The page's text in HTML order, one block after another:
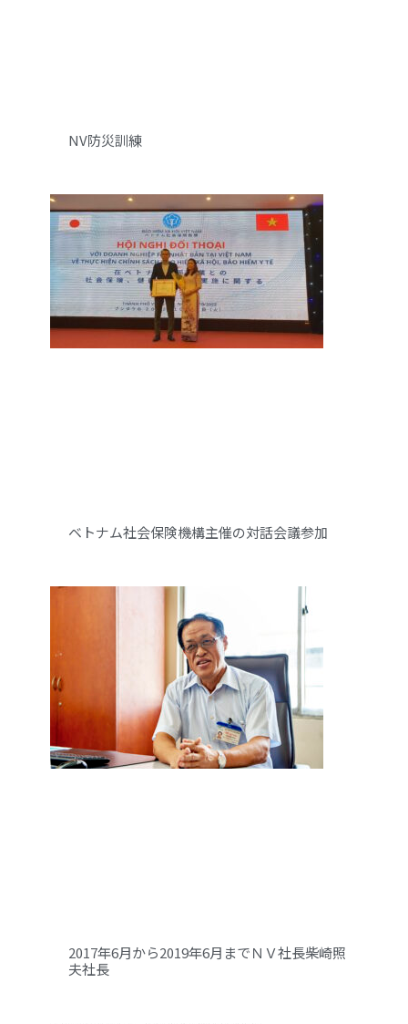
NV防災訓練
ベトナム社会保険機構主催の対話会議参加
2017年6月から2019年6月までＮＶ社長柴崎照
夫社長